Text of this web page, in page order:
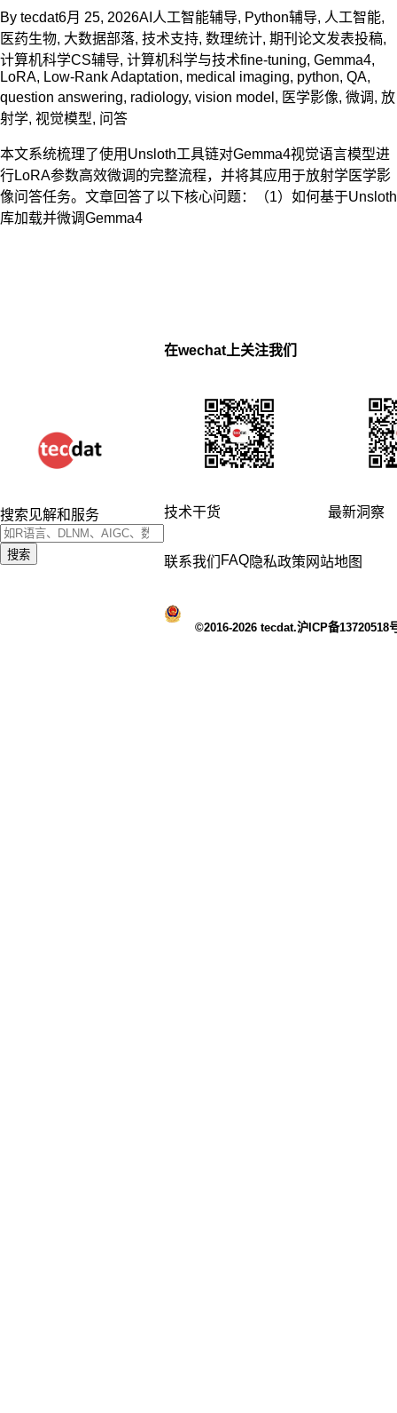
By tecdat6月 25, 2026AI人工智能辅导, Python辅导, 人工智能,
医药生物, 大数据部落, 技术支持, 数理统计, 期刊论文发表投稿,
计算机科学CS辅导, 计算机科学与技术fine-tuning, Gemma4,
LoRA, Low-Rank Adaptation, medical imaging, python, QA,
question answering, radiology, vision model , 医学影像, 微调 , 放
射学, 视觉模型, 问答
本文系统梳理了使用Unsloth工具链对Gemma4视觉语言模型进
行LoRA参数高效微调的完整流程，并将其应用于放射学医学影
像问答任务。文章回答了以下核心问题：（1）如何基于Unsloth
库加载并微调Gemma4
搜索见解和服务
搜索
在wechat上关注我们
技术干货 最新洞察
联系我们 FAQ隐私政策 网站地图
©2016-2026 tecdat.沪ICP备13720518